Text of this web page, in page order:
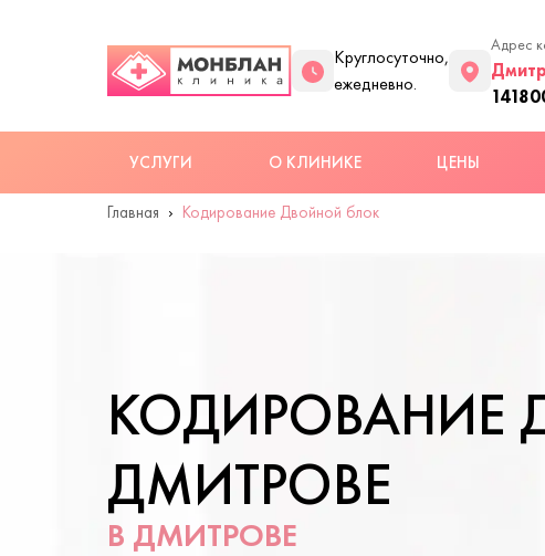
Круглосуточно,
ежедневно.
Адрес
УСЛУГИ О КЛИНИКЕ ЦЕНЫ
Главная Кодирование Двойной блок
КОДИРОВАНИЕ
ДМИТРОВЕ
В ДМИТРОВЕ